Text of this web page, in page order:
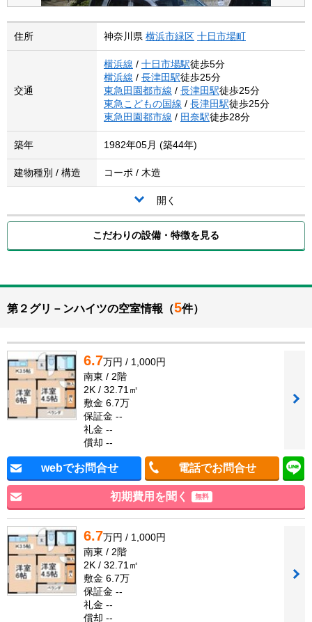
住所 神奈川県 横浜市緑区 十日市場町
交通
横浜線 / 十日市場駅徒歩5分
横浜線 / 長津田駅徒歩25分
東急田園都市線 / 長津田駅徒歩25分
東急こどもの国線 / 長津田駅徒歩25分
東急田園都市線 / 田奈駅徒歩28分
築年 1982年05月 (築44年)
建物種別 / 構造 コーポ / 木造
開く
こだわりの設備・特徴を見る
第２グリ－ンハイツの空室情報（5件）
6.7万円 / 1,000円
南東 / 2階
2K / 32.71㎡
敷金 6.7万
保証金 --
礼金 --
償却 --
webでお問合せ 電話でお問合せ
初期費用を聞く 無料
6.7万円 / 1,000円
南東 / 2階
2K / 32.71㎡
敷金 6.7万
保証金 --
礼金 --
償却 --